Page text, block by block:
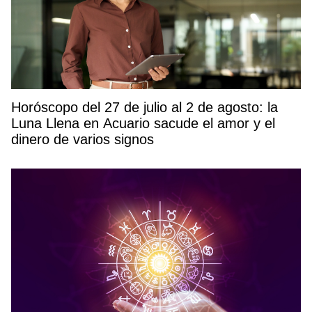
Horóscopo del 27 de julio al 2 de agosto: la
Luna Llena en Acuario sacude el amor y el
dinero de varios signos